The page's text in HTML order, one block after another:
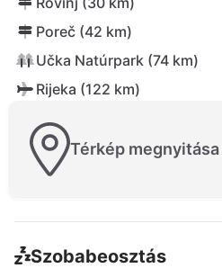
Poreč (42 km)
Učka Natúrpark (74 km)
Rijeka (122 km)
Térkép megnyitása
Szobabeosztás